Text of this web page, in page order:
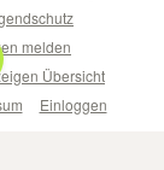
melden
Übersicht
Einloggen